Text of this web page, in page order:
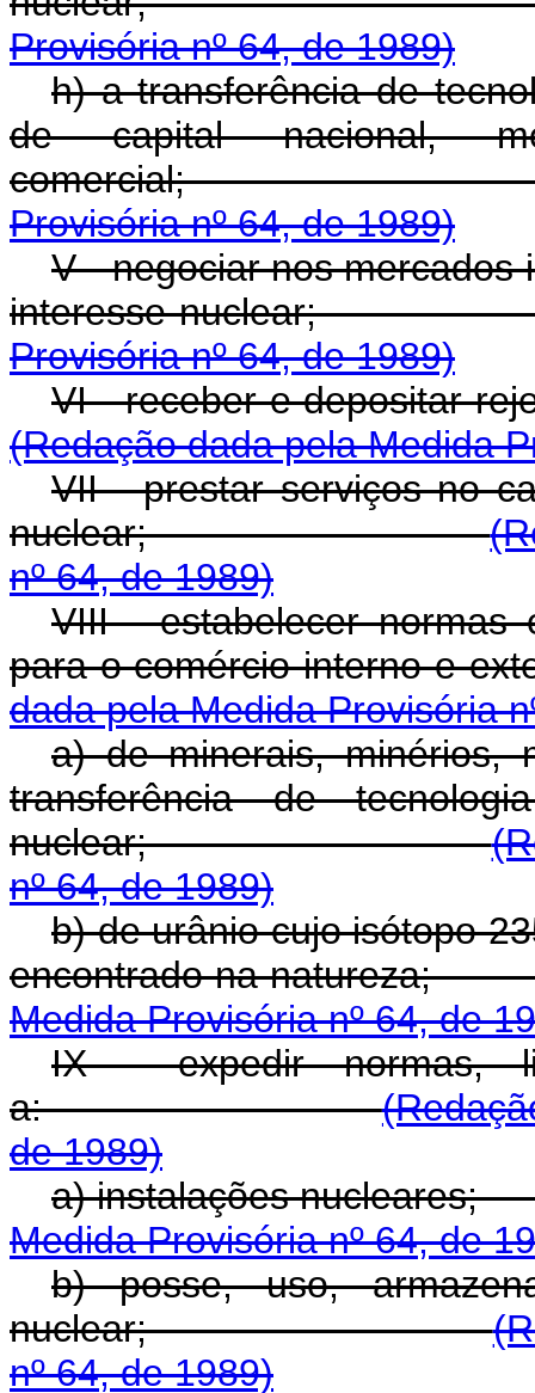
Provisória nº 64, de 1989)
h) a transferência de
de capital nacional,
Provisória nº 64, de 1989)
V - negociar nos mercados
interesse
Provisória nº 64, de 1989)
VI - receber e
(Redação dada pela Medida
VII - prestar serviços no
nuclear;
nº 64, de 1989)
VIII - estabelecer normas
para o comércio
dada pela Medida Provisória
a) de minerais, minérios,
transferência de
nuclear;
nº 64, de 1989)
b) de urânio cujo isótopo
encontrado na
Medida Provisória nº 64, de
IX - expedir normas,
a:
de 1989)
a) instalações
Medida Provisória nº 64, de
b) posse, uso,
nuclear;
nº 64, de 1989)